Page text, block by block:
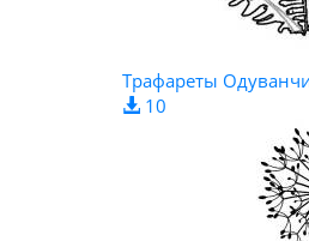
Трафареты
10